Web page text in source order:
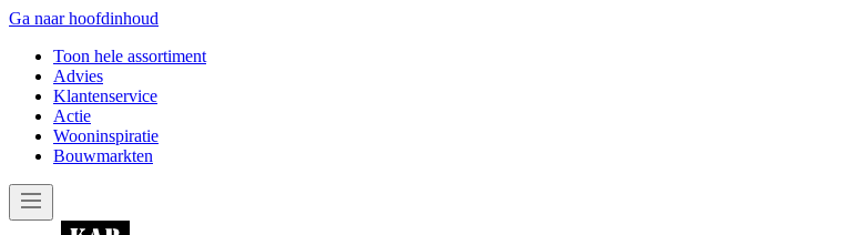
Ga naar hoofdinhoud
Toon hele assortiment
Advies
Klantenservice
Actie
Wooninspiratie
Bouwmarkten